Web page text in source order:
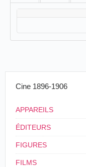
Cine 1896-1906
APPAREILS
ÉDITEURS
FIGURES
FILMS